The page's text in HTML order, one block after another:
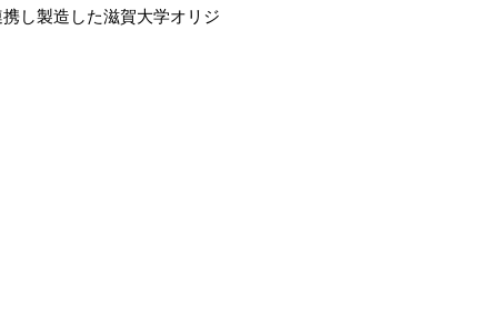
し製造した滋賀大学オリジ